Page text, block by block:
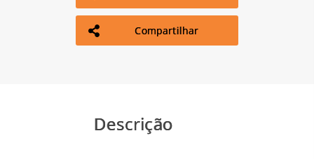
Compartilhar
Descrição